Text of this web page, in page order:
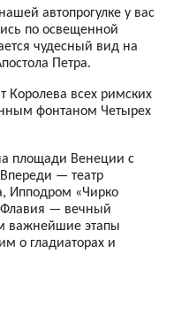
автопрогулке у вас
по освещенной
чудесный вид на
Петра.
Королева всех римских
фонтаном Четырех
площади Венеции с
— театр
Ипподром «Чирко
— вечный
важнейшие этапы
о гладиаторах и